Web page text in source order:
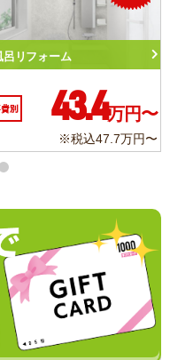
ーム
10.3万円〜
※税込11.3万円〜
洗面
工事費別